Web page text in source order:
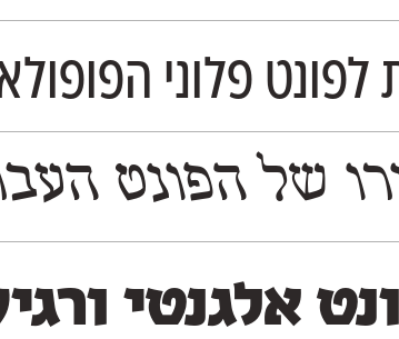
לפונט פלוני
באופן משמעותי את הנִראות
אלגנטי